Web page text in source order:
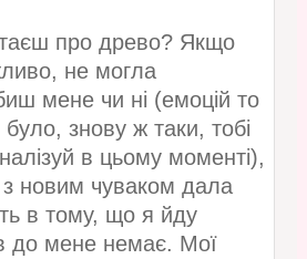
про древо? Якщо
не могла
мене чи ні (емоцій то
знову ж таки, тобі
в цьому моменті),
з новим чуваком дала
в тому, що я йду
до мене немає. Мої